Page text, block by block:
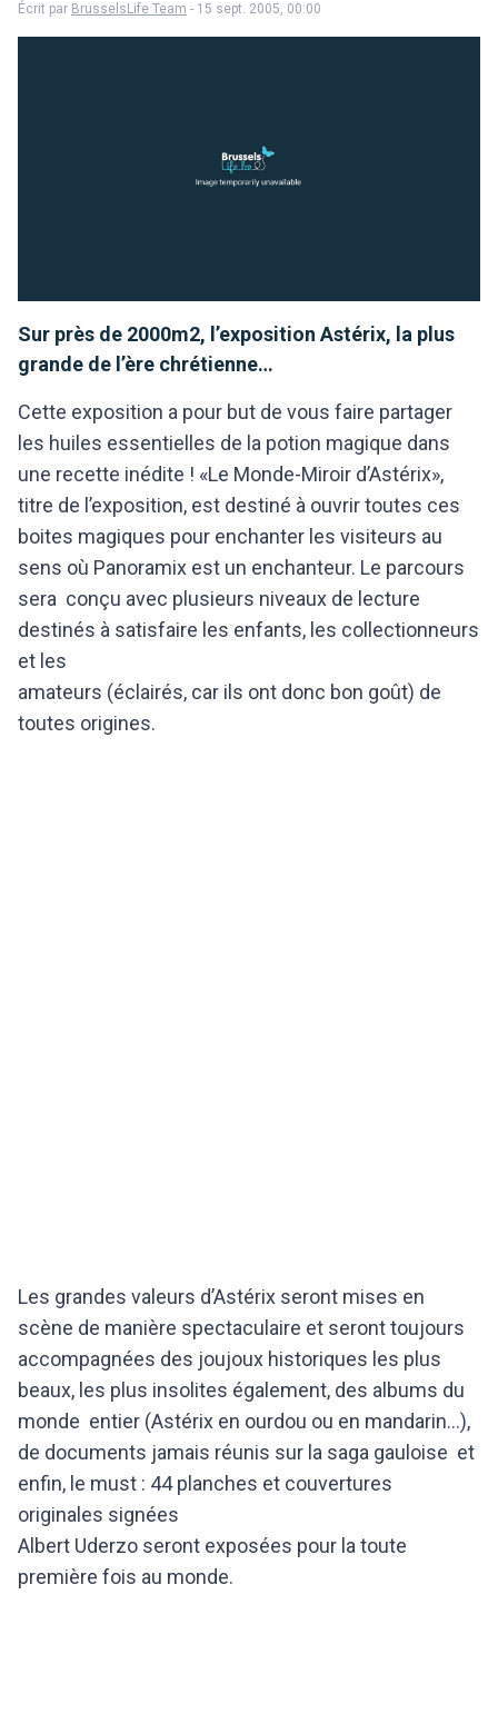
Écrit par BrusselsLife Team - 15 sept. 2005, 00:00
Sur près de 2000m2, l’exposition Astérix, la plus
grande de l’ère chrétienne…
Cette exposition a pour but de vous faire partager
les huiles essentielles de la potion magique dans
une recette inédite ! «Le Monde-Miroir d’Astérix»,
titre de l’exposition, est destiné à ouvrir toutes ces
boites magiques pour enchanter les visiteurs au
sens où Panoramix est un enchanteur. Le parcours
sera conçu avec plusieurs niveaux de lecture
destinés à satisfaire les enfants, les collectionneurs
et les
amateurs (éclairés, car ils ont donc bon goût) de
toutes origines.
Les grandes valeurs d’Astérix seront mises en
scène de manière spectaculaire et seront toujours
accompagnées des joujoux historiques les plus
beaux, les plus insolites également, des albums du
monde entier (Astérix en ourdou ou en mandarin…),
de documents jamais réunis sur la saga gauloise et
enfin, le must : 44 planches et couvertures
originales signées
Albert Uderzo seront exposées pour la toute
première fois au monde.